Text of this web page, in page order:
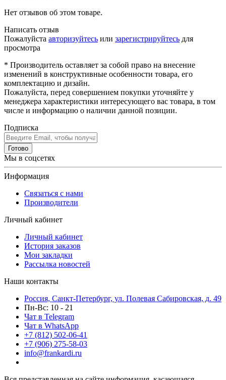
Нет отзывов об этом товаре.
Написать отзыв
Пожалуйста авторизуйтесь или зарегистрируйтесь для
просмотра
* Производитель оставляет за собой право на внесение
изменений в конструктивные особенности товара, его
комплектацию и дизайн.
Пожалуйста, перед совершением покупки уточняйте у
менеджера характеристики интересующего вас товара, в том
числе и информацию о наличии данной позиции.
Подписка
Готово
Мы в соцсетях
Информация
Связаться с нами
Производители
Личный кабинет
Личный кабинет
История заказов
Мои закладки
Рассылка новостей
Наши контакты
Россия, Санкт-Петербург, ул. Полевая Сабировская, д. 49
Пн-Вс: 10 - 21
Чат в Telegram
Чат в WhatsApp
+7 (812) 502-06-41
+7 (906) 275-58-03
info@frankardi.ru